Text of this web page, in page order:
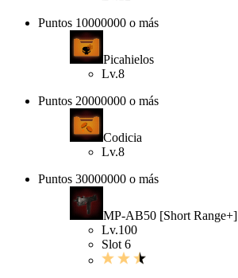
Puntos 10000000 o más
Picahielos
Lv.8
Puntos 20000000 o más
Codicia
Lv.8
Puntos 30000000 o más
MP-AB50 [Short Range+]
Lv.100
Slot 6